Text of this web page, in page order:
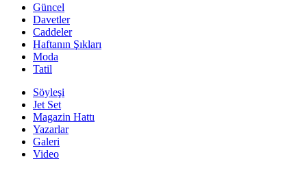
Güncel
Davetler
Caddeler
Haftanın Şıkları
Moda
Tatil
Söyleşi
Jet Set
Magazin Hattı
Yazarlar
Galeri
Video